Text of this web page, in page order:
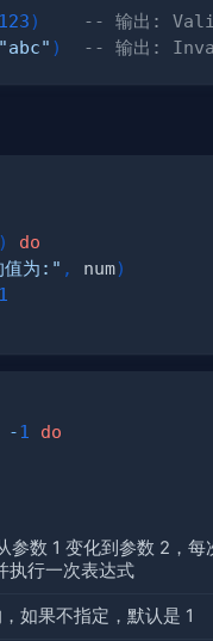
123)
-- 输出:
"abc" ) -- 输出:
)
do
值为:" , num)
1
-1
do
参数 1 变化到参数 2，每
执行一次表达式
如果不指定，默认是 1